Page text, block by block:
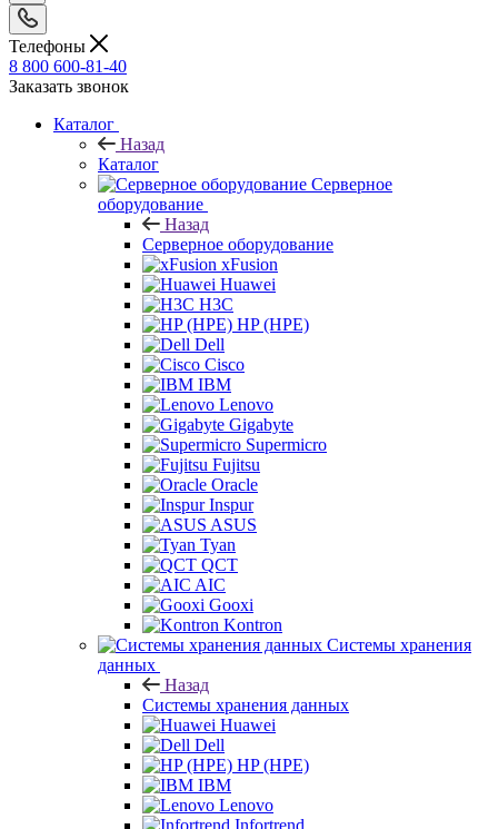
Телефоны
8 800 600-81-40
Заказать звонок
Каталог
Назад
Каталог
Серверное
оборудование
Назад
Серверное оборудование
xFusion
Huawei
H3C
HP (HPE)
Dell
Cisco
IBM
Lenovo
Gigabyte
Supermicro
Fujitsu
Oracle
Inspur
ASUS
Tyan
QCT
AIC
Gooxi
Kontron
Системы хранения
данных
Назад
Системы хранения данных
Huawei
Dell
HP (HPE)
IBM
Lenovo
Infortrend